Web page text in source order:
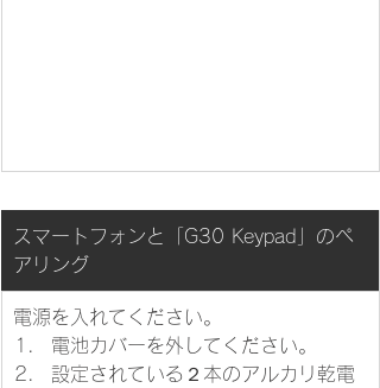
スマートフォンと「G30 Keypad」のペ
アリング
電源を入れてください。
​電池カバーを外してください。
設定されている２本のアルカリ乾電